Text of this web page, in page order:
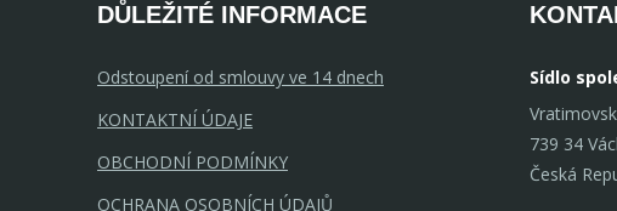
DŮLEŽITÉ INFORMACE
Odstoupení od smlouvy ve 14 dnech
KONTAKTNÍ ÚDAJE
OBCHODNÍ PODMÍNKY
OCHRANA OSOBNÍCH ÚDAJŮ
Sídlo
739 34
Česká